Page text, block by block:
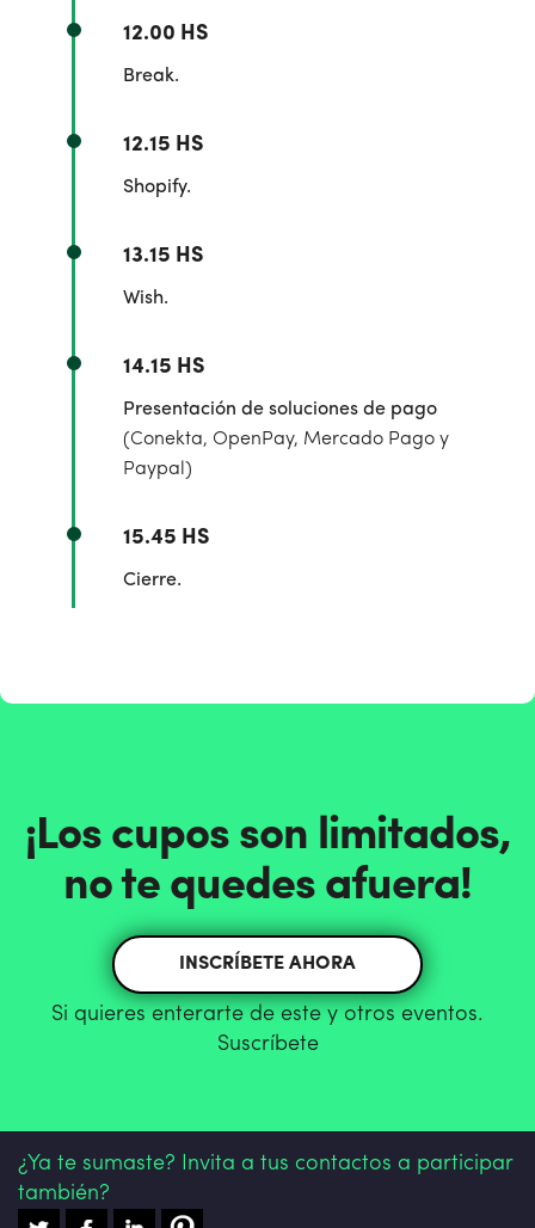
12.00 HS
Break.
12.15 HS
Shopify.
13.15 HS
Wish.
14.15 HS
Presentación de soluciones de pago
(Conekta, OpenPay, Mercado Pago y
Paypal)
15.45 HS
Cierre.
¡Los cupos son limitados,
no te quedes afuera!
INSCRÍBETE AHORA
Si quieres enterarte de este y otros eventos.
Suscríbete
¿Ya te sumaste? Invita a tus contactos a participar
también?